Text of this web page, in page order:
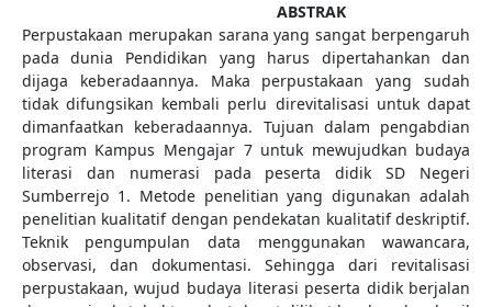
ABSTRAK
Perpustakaan merupakan sarana yang sangat berpengaruh
pada dunia Pendidikan yang harus dipertahankan dan
dijaga keberadaannya. Maka perpustakaan yang sudah
tidak difungsikan kembali perlu direvitalisasi untuk dapat
dimanfaatkan keberadaannya. Tujuan dalam pengabdian
program Kampus Mengajar 7 untuk mewujudkan budaya
literasi dan numerasi pada peserta didik SD Negeri
Sumberrejo 1. Metode penelitian yang digunakan adalah
penelitian kualitatif dengan pendekatan kualitatif deskriptif.
Teknik pengumpulan data menggunakan wawancara,
observasi, dan dokumentasi. Sehingga dari revitalisasi
perpustakaan, wujud budaya literasi peserta didik berjalan